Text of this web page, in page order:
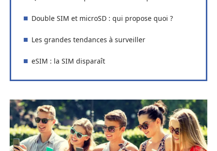
Double SIM et microSD : qui propose quoi ?
Les grandes tendances à surveiller
eSIM : la SIM disparaît